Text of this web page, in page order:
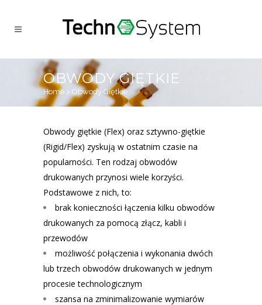
OBWODY GIĘTKIE
Home > Obwody Giętkie
Obwody giętkie (Flex) oraz sztywno-giętkie
(Rigid/Flex) zyskują w ostatnim czasie na
popularności. Ten rodzaj obwodów
drukowanych przynosi wiele korzyści.
Podstawowe z nich, to:
brak konieczności łączenia kilku obwodów
drukowanych za pomocą złącz, kabli i
przewodów
możliwość połączenia i wykonania dwóch
lub trzech obwodów drukowanych w jednym
procesie technologicznym
szansa na zminimalizowanie wymiarów